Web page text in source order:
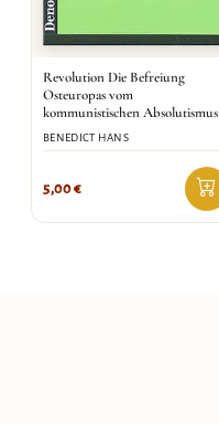
Revolution Die Befreiung
Osteuropas vom
kommunistischen Absolutismus
BENEDICT HANS
5,00€